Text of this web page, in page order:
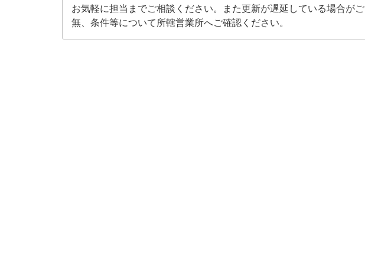
お気軽に担当までご相談ください。また更新が遅延している場合が
無、条件等について所轄営業所へご確認ください。